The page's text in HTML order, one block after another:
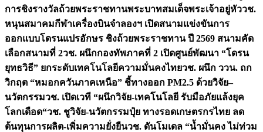
การชิงรางวัลถ้วยพระราชทานพระบาทสมเด็จพระเจ้าอยู่หัววช.
หนุนสมาคมกีฬาเครื่องบินจำลองฯ เปิดสนามแข่งขันการ
ออกแบบโดรนแปรอักษร ชิงถ้วยพระราชทาน ปี 2569 สนามคัด
เลือกสนามที่ 2วช. ผนึกกองทัพภาคที่ 2 เปิดศูนย์พัฒนา “โดรน
ยุทธวิธี” ยกระดับเทคโนโลยีความมั่นคงไทยวช. ผนึก ววน. ถก
วิกฤต “หมอกควันภาคเหนือ” ชี้ทางออก PM2.5 ด้วยวิจัย–
นวัตกรรมวช. เปิดเวที “ผนึกวิจัย-เทคโนโลยี รับมือภัยแล้งยุค
โลกเดือด“วช. ชูวิจัย-นวัตกรรมปุ๋ย ทางรอดเกษตรกรไทย ลด
ต้นทุนการผลิต-เพิ่มความยั่งยืนวช. ดันโมเดล “น้ำมั่นคง ไม่ท่วม